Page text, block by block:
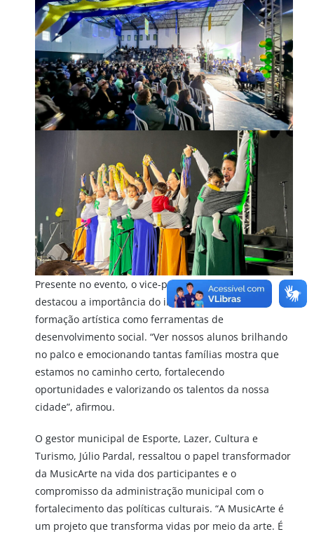
Presente no evento, o vice-prefeito João Paulo
destacou a importância do incentivo à cultura e à
formação artística como ferramentas de
desenvolvimento social. “Ver nossos alunos brilhando
no palco e emocionando tantas famílias mostra que
estamos no caminho certo, fortalecendo
oportunidades e valorizando os talentos da nossa
cidade”, afirmou.
O gestor municipal de Esporte, Lazer, Cultura e
Turismo, Júlio Pardal, ressaltou o papel transformador
da MusicArte na vida dos participantes e o
compromisso da administração municipal com o
fortalecimento das políticas culturais. “A MusicArte é
um projeto que transforma vidas por meio da arte. É